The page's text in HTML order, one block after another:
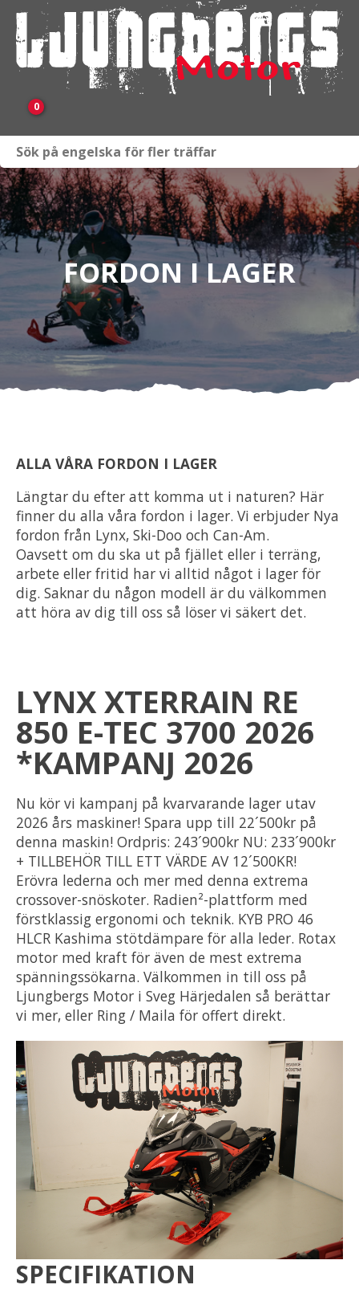
0
Fordon i lager
Verkstad
KAMPANJ
Släpvagnar & Skylift
Om oss
FORDON I LAGER
ALLA VÅRA FORDON I LAGER
Längtar du efter att komma ut i naturen? Här
finner du alla våra fordon i lager. Vi erbjuder Nya
fordon från Lynx, Ski-Doo och Can-Am.
Oavsett om du ska ut på fjället eller i terräng,
arbete eller fritid har vi alltid något i lager för
dig. Saknar du någon modell är du välkommen
att höra av dig till oss så löser vi säkert det.
LYNX XTERRAIN RE
850 E-TEC 3700 2026
*KAMPANJ 2026
Nu kör vi kampanj på kvarvarande lager utav
2026 års maskiner! Spara upp till 22´500kr på
denna maskin! Ordpris: 243´900kr NU: 233´900kr
+ TILLBEHÖR TILL ETT VÄRDE AV 12´500KR!
Erövra lederna och mer med denna extrema
crossover-snöskoter. Radien²-plattform med
förstklassig ergonomi och teknik. KYB PRO 46
HLCR Kashima stötdämpare för alla leder. Rotax
motor med kraft för även de mest extrema
spänningssökarna. Välkommen in till oss på
Ljungbergs Motor i Sveg Härjedalen så berättar
vi mer, eller Ring / Maila för offert direkt.
SPECIFIKATION